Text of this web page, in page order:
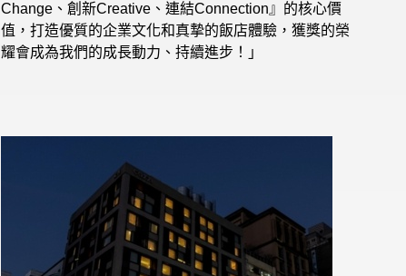
Change、創新Creative、連結Connection』的核心價
值，打造優質的企業文化和真摯的飯店體驗，獲獎的榮
耀會成為我們的成長動力、持續進步！」